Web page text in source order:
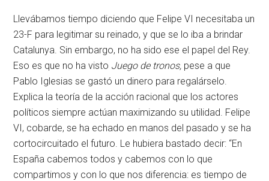
Llevábamos tiempo diciendo que Felipe VI necesitaba un
23-F para legitimar su reinado, y que se lo iba a brindar
Catalunya. Sin embargo, no ha sido ese el papel del Rey.
Eso es que no ha visto Juego de tronos, pese a que
Pablo Iglesias se gastó un dinero para regalárselo.
Explica la teoría de la acción racional que los actores
políticos siempre actúan maximizando su utilidad. Felipe
VI, cobarde, se ha echado en manos del pasado y se ha
cortocircuitado el futuro. Le hubiera bastado decir: “En
España cabemos todos y cabemos con lo que
compartimos y con lo que nos diferencia: es tiempo de